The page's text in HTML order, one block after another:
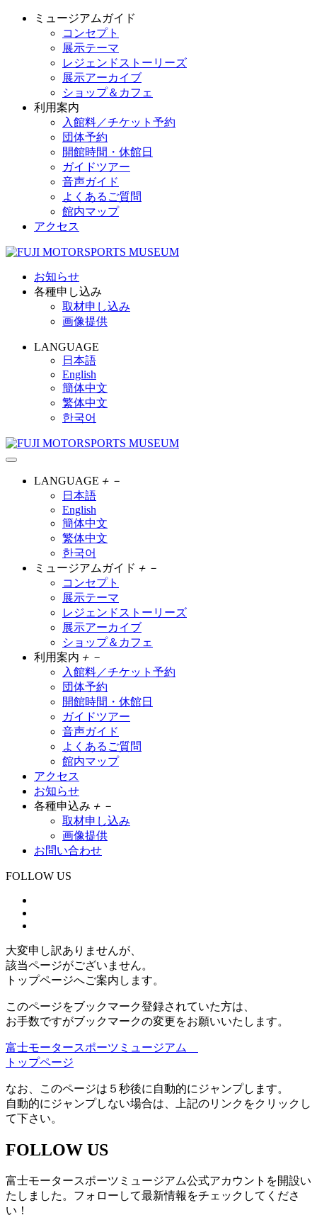
ミュージアムガイド
コンセプト
展示テーマ
レジェンドストーリーズ
展示アーカイブ
ショップ＆カフェ
利用案内
入館料／チケット予約
団体予約
開館時間・休館日
ガイドツアー
音声ガイド
よくあるご質問
館内マップ
アクセス
お知らせ
各種申し込み
取材申し込み
画像提供
LANGUAGE
日本語
English
簡体中文
繁体中文
한국어
LANGUAGE ＋ －
日本語
English
簡体中文
繁体中文
한국어
ミュージアムガイド ＋ －
コンセプト
展示テーマ
レジェンドストーリーズ
展示アーカイブ
ショップ＆カフェ
利用案内 ＋ －
入館料／チケット予約
団体予約
開館時間・休館日
ガイドツアー
音声ガイド
よくあるご質問
館内マップ
アクセス
お知らせ
各種申込み ＋ －
取材申し込み
画像提供
お問い合わせ
FOLLOW US
大変申し訳ありませんが、
該当ページがございません。
トップページへご案内します。
このページをブックマーク登録されていた方は、
お手数ですがブックマークの変更をお願いいたします。
富士モータースポーツミュージアム
トップページ
なお、このページは５秒後に自動的にジャンプします。
自動的にジャンプしない場合は、上記のリンクをクリックし
て下さい。
FOLLOW US
富士モータースポーツミュージアム公式アカウントを開設い
たしました。フォローして最新情報をチェックしてくださ
い！